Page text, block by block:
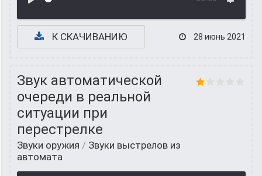
К СКАЧИВАНИЮ 28 июнь 2021
Звук автоматической
очереди в реальной
ситуации при
перестрелке
Звуки оружия / Звуки выстрелов из
автомата